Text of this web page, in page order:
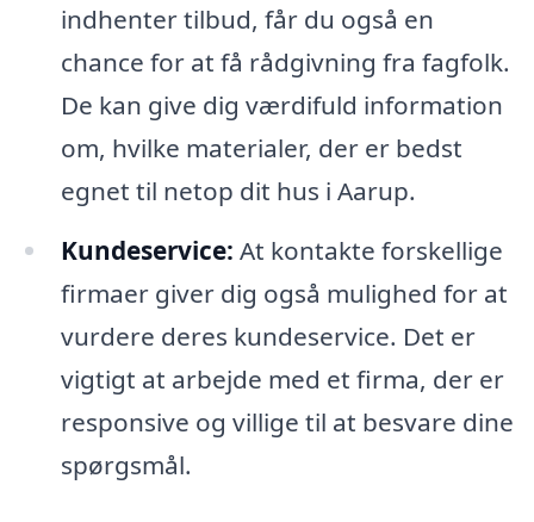
indhenter tilbud, får du også en
chance for at få rådgivning fra fagfolk.
De kan give dig værdifuld information
om, hvilke materialer, der er bedst
egnet til netop dit hus i Aarup.
Kundeservice: At kontakte forskellige
firmaer giver dig også mulighed for at
vurdere deres kundeservice. Det er
vigtigt at arbejde med et firma, der er
responsive og villige til at besvare dine
spørgsmål.